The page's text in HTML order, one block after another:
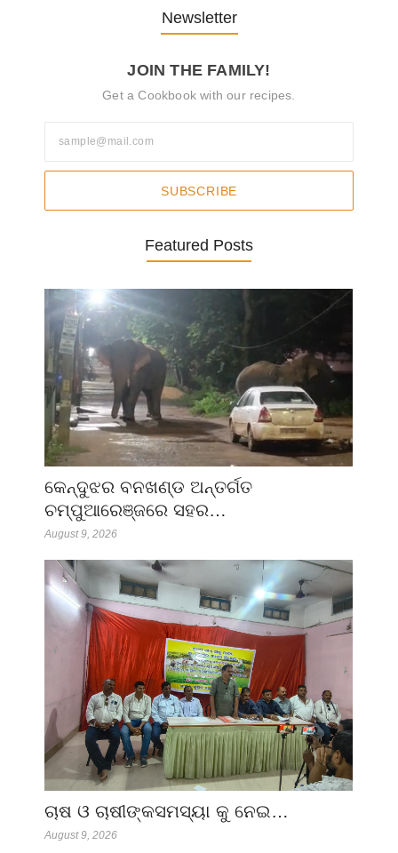
Newsletter
JOIN THE FAMILY!
Get a Cookbook with our recipes.
SUBSCRIBE
Featured Posts
କେନ୍ଦୁଝର ବନଖଣ୍ଡ ଅନ୍ତର୍ଗତ
ଚମ୍ପୁଆରେଞ୍ଜରେ ସହର…
August 9, 2026
ଚାଷ ଓ ଚାଷୀଙ୍କସମସ୍ୟା କୁ ନେଇ…
August 9, 2026